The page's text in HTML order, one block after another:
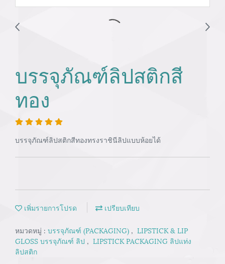
บรรจุภัณฑ์ลิปสติกสี
ทอง
บรรจุภัณฑ์ลิปสติกสีทองทรงราชินีลิปแบบห้อยได้
เพิ่มรายการโปรด เปรียบเทียบ
หมวดหมู่ : บรรจุภัณฑ์ (PACKAGING) , LIPSTICK & LIP
GLOSS บรรจุภัณฑ์ ลิป , LIPSTICK PACKAGING ลิปแท่ง
ลิปสติก